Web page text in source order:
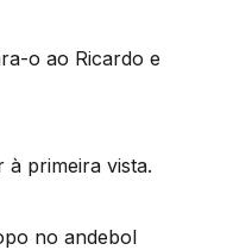
o ao Ricardo e
à primeira vista.
no andebol